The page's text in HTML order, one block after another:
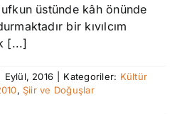
üstünde kâh önünde
bir kıvılcım
[...]
Eylül, 2016 Kategoriler: Kültür
, Şiir ve Doğuşlar